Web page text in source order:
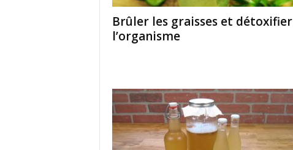
Brûler les graisses et détoxifier
l’organisme